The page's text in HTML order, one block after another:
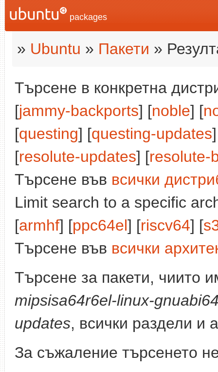
packages
» Ubuntu » Пакети »
Търсене в конкретна
[jammy-backports] [noble] [
[questing] [questing-updates
[resolute-updates] [resolute-
Търсене във всички
Limit search to a specific
[armhf] [ppc64el] [riscv64] [
Търсене във всички
Търсене за пакети, чиито
mipsisa64r6el-linux-
updates, всички раздели и
За съжаление търсенето